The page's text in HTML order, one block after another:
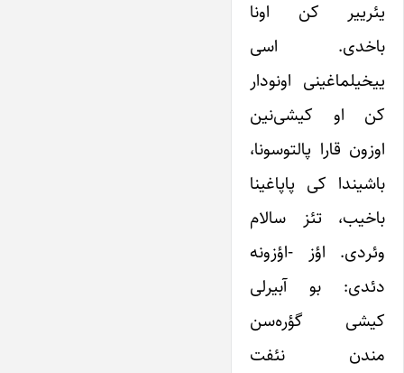
یئرییر کن اونا
باخدی. اسی
ییخیلماغینی اونودار
کن او کیشی‌نین
اوزون قارا پالتوسونا،
باشیندا کی پاپاغینا
باخیب، تئز سالام
وئردی. اؤز -اؤزونه
دئدی: بو آبیرلی
کیشی گؤره‌سن
مندن نئفت